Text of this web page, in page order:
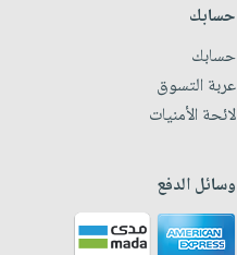
حسابك
حسابك
عربة التسوق
لائحة الأمنيات
وسائل الدفع